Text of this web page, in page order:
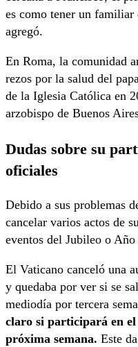
es como tener un familiar
agregó.
En Roma, la comunidad
rezos por la salud del
de la Iglesia Católica en
arzobispo de Buenos
Dudas sobre su
oficiales
Debido a sus problemas
cancelar varios actos de
eventos del Jubileo o
El Vaticano canceló una
y quedaba por ver si se
mediodía por tercera
claro si participará en
próxima semana. Este